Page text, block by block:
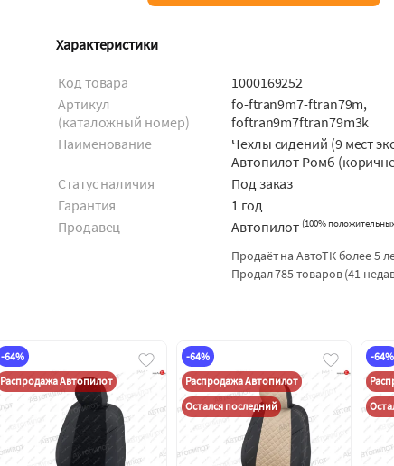
Характеристики
Код товара
1000169252
Артикул
(каталожный номер)
fo-ftran9m7-ftran79m,
foftran9m7ftran79m3k
Наименование
Чехлы сидений (9 мест
Автопилот Ромб
Статус наличия
Под заказ
Гарантия
1 год
Продавец
Автопилот (100%
Продаёт на АвтоТК более 5
Продал 785 товаров (41
-64%
Распродажа Автопилот
-64%
Распродажа Автопилот
Остался последний
-64%